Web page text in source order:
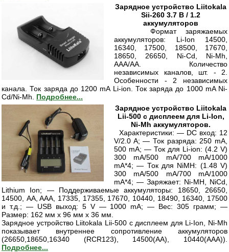
Зарядное устройство Liitokala
Sii-260 3.7 В / 1.2
аккумуляторов
Формат заряжаемых
аккумуляторов: Li-Ion 14500,
16340, 17500, 18500, 17670,
18650, 26650, Ni-Cd, Ni-Mh,
AAA/AA. Количество
независимых каналов, шт. - 2.
Особенности - 2 независимых
канала. Ток заряда до 1200 mA Li-ion. Ток заряда до 1000 mA Ni-
Cd/Ni-Mh. Подробнее...
Зарядное устройство Liitokala
Lii-500 с дисплеем для Li-Ion,
Ni-Mh аккумуляторов.
Характеристики: — DC вход: 12
V/2.0 A; — Ток разряда: 250 mA,
500 mA; — Ток для Li-ion: (4.2 V)
300 mA/500 mA/700 mA/1000
mA*4; — Ток для NiMH: (1.48 V)
300 mA/500 mA/700 mA/1000
mA*4; — Заряжает: Ni-MH, NiCd,
Lithium Ion; — Поддерживаемые аккумуляторы: 18650, 26650,
14500, AA, AAA, 17335, 17355, 17670, 10440, 18490, 16340, 17500
и т.д.; — USB выход: 5 V — 1000 mA; — Вес: 305 грамм; —
Размер: 162 мм x 96 мм x 36 мм.
Зарядное устройство Liitokala Lii-500 с дисплеем для Li-Ion, Ni-Mh
показывает внутреннее сопротивление аккумуляторов
(26650,18650,16340 (RCR123), 14500(AA), 10440(AAA)).
Подробнее...